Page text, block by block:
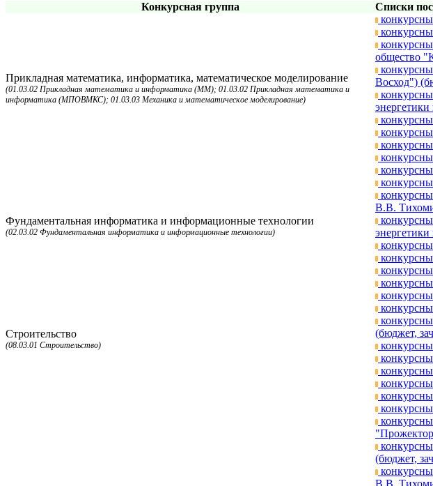
Конкурсная группа Списки
Прикладная математика, информатика, математическое моделирование
(01.03.02 Прикладная математика и информатика (ММ); 01.03.02 Прикладная математика и
информатика (МПОВМКС); 01.03.03 Механика и математическое моделирование)
общество
Восход")
Фундаментальная информатика и информационные технологии
(02.03.02 Фундаментальная информатика и информационные технологии)
В.В.
Строительство
(08.03.01 Строительство)
(бюджет,
(бюджет,
В.В.